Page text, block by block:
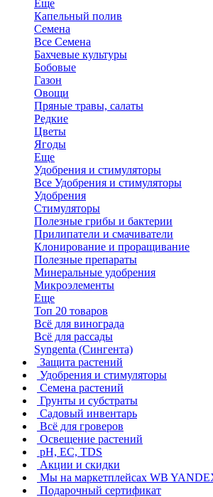
Еще
Капельный полив
Семена
Все Семена
Бахчевые культуры
Бобовые
Газон
Овощи
Пряные травы, салаты
Редкие
Цветы
Ягоды
Еще
Удобрения и стимуляторы
Все Удобрения и стимуляторы
Удобрения
Стимуляторы
Полезные грибы и бактерии
Прилипатели и смачиватели
Клонирование и проращивание
Полезные препараты
Минеральные удобрения
Микроэлементы
Еще
Топ 20 товаров
Всё для винограда
Всё для рассады
Syngenta (Сингента)
Защита растений
Удобрения и стимуляторы
Семена растений
Грунты и субстраты
Садовый инвентарь
Всё для гроверов
Освещение растений
pH, EC, TDS
Акции и скидки
Мы на маркетплейсах WB
Подарочный сертификат